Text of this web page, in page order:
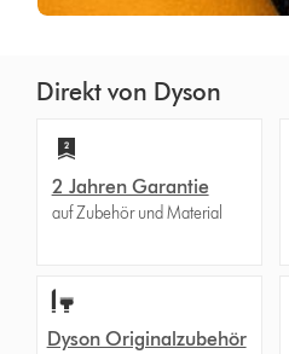
Direkt von Dyson
2 Jahren Garantie
auf Zubehör und Material
Dyson Originalzubehör